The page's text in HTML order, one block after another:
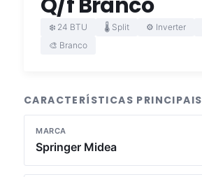
❄️ 24 BTU 🌡️ Split ⚙️ Inverter
🎨 Branco
CARACTERÍSTICAS PRINCIPAIS
MARCA
Springer Midea